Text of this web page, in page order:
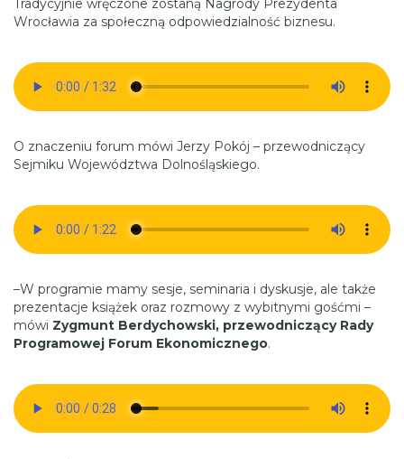
Tradycyjnie wręczone zostaną Nagrody Prezydenta
Wrocławia za społeczną odpowiedzialność biznesu.
O znaczeniu forum mówi Jerzy Pokój – przewodniczący
Sejmiku Województwa Dolnośląskiego.
–W programie mamy sesje, seminaria i dyskusje, ale także
prezentacje książek oraz rozmowy z wybitnymi gośćmi –
mówi Zygmunt Berdychowski, przewodniczący Rady
Programowej Forum Ekonomicznego.